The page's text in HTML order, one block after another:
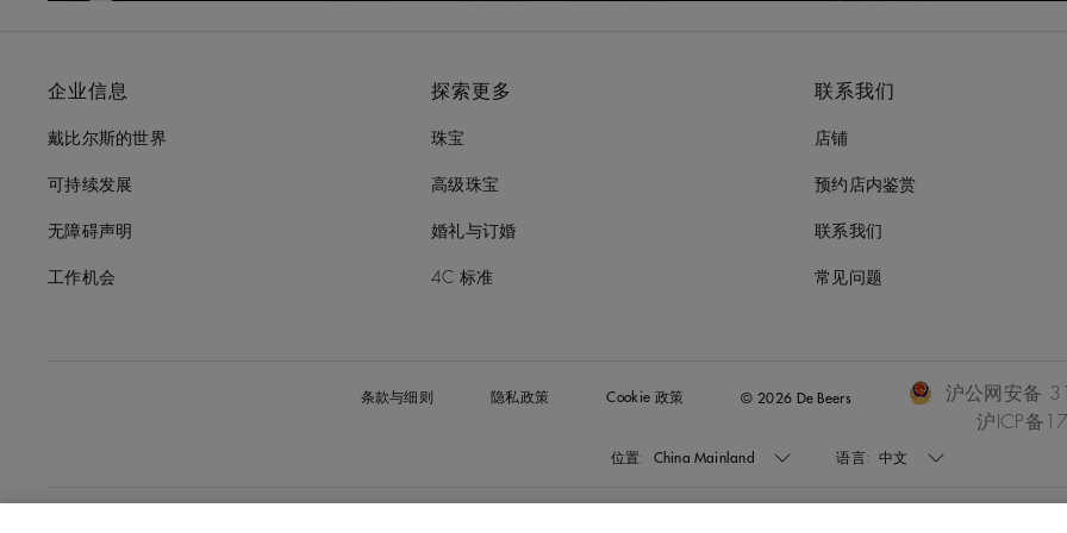
企业信息
戴比尔斯的世界
可持续发展
无障碍声明
工作机会
探索更多
珠宝
高级珠宝
婚礼与订婚
4C 标准
联系我们
店铺
预约店内鉴赏
联系我们
常见问题
条款与细则 隐私政策 Cookie 政策 © 2026 De Beers
沪公网安备
沪ICP备
位置: China Mainland 语言: 中文